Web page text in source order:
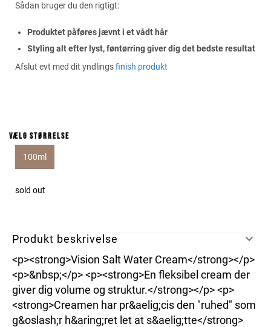
Sådan bruger du den rigtigt:
Produktet påføres jævnt i et vådt hår
Styling alt efter lyst, føntørring giver dig det bedste resultat
Afslut evt med dit yndlingsfinish produkt
Vælg størrelse
100ml
sold out
Produkt beskrivelse
<p><strong>Vision Salt Water Cream</strong></p>
<p>&nbsp;</p> <p><strong>En fleksibel cream der
giver dig volume og struktur.</strong></p> <p>
<strong>Creamen har pr&aelig;cis den "ruhed" som
g&oslash;r h&aring;ret let at s&aelig;tte</strong>